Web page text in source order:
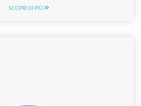
SCOPRI DI PIÙ